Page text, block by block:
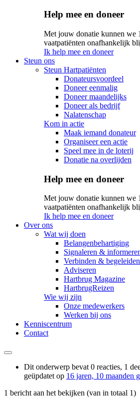
Help mee en doneer
Met jouw donatie kunnen we
vaatpatiënten onafhankelijk
Ik help mee en doneer
Steun ons
Steun Hartpatiënten
Donateursvoordeel
Doneer eenmalig
Doneer maandelijks
Doneer als bedrijf
Nalatenschap
Kom in actie
Maak iemand donateur
Organiseer een actie
Speel mee in de loterij
Donatie na overlijden
Help mee en doneer
Met jouw donatie kunnen we
vaatpatiënten onafhankelijk
Ik help mee en doneer
Over ons
Wat wij doen
Belangenbehartiging
Signaleren &
Verbinden & begeleiden
Adviseren
Hartbrug Magazine
HartbrugReizen
Wie wij zijn
Onze medewerkers
Werken bij ons
Kenniscentrum
Contact
Dit onderwerp bevat 0 reacties, 1
geüpdatet op 16 jaren, 10 maanden
1 bericht aan het bekijken (van in totaal 1)